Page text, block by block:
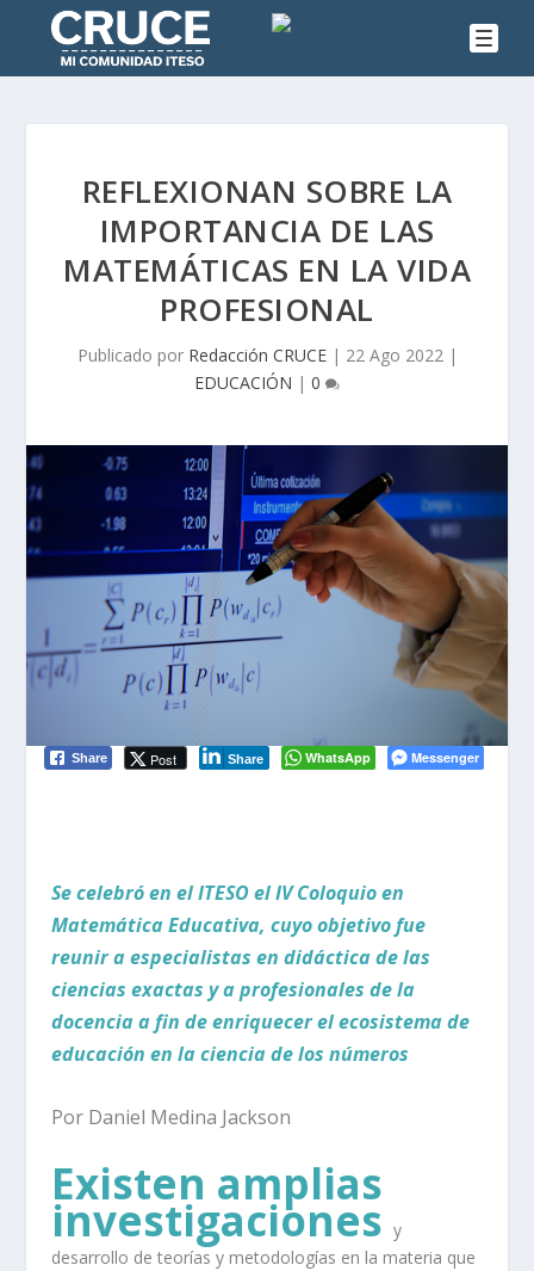
REFLEXIONAN SOBRE LA
IMPORTANCIA DE LAS
MATEMÁTICAS EN LA VIDA
PROFESIONAL
Publicado por Redacción CRUCE| 22 Ago 2022|
EDUCACIÓN | 0
Share Post Share WhatsApp Messenger
Se celebró en el ITESO el IV Coloquio en
Matemática Educativa, cuyo objetivo fue
reunir a especialistas en didáctica de las
ciencias exactas y a profesionales de la
docencia a fin de enriquecer el ecosistema de
educación en la ciencia de los números
Por Daniel Medina Jackson
Existen amplias
investigaciones y
desarrollo de teorías y metodologías en la materia que